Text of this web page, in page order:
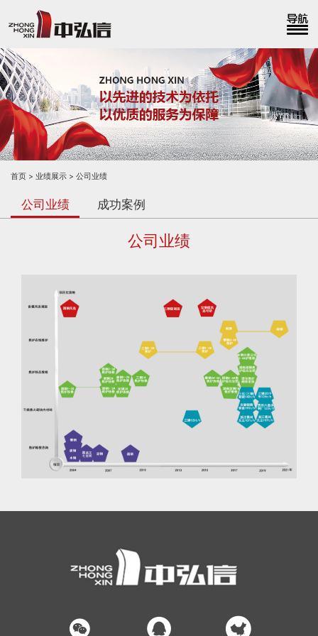
首页 业绩展示 公司业绩
公司业绩 成功案例
公司业绩
  